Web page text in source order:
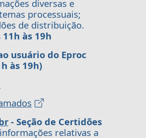
diversas e
processuais;
de distribuição.
às 19h
usuário do Eproc
às 19h)
- Seção de Certidões
relativas a